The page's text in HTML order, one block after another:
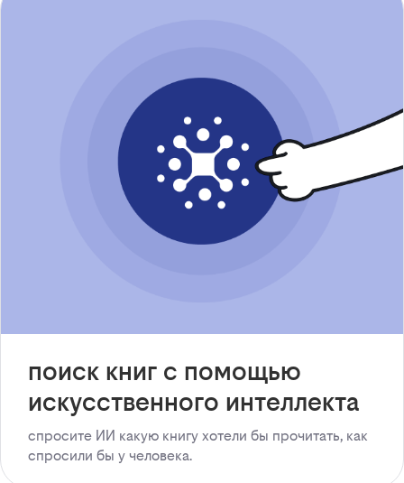
поиск книг с помощью
искусственного интеллекта
спросите ИИ какую книгу хотели бы прочитать, как
спросили бы у человека.